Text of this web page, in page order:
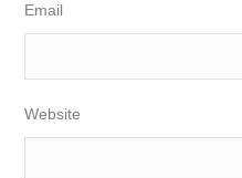
Email
Website